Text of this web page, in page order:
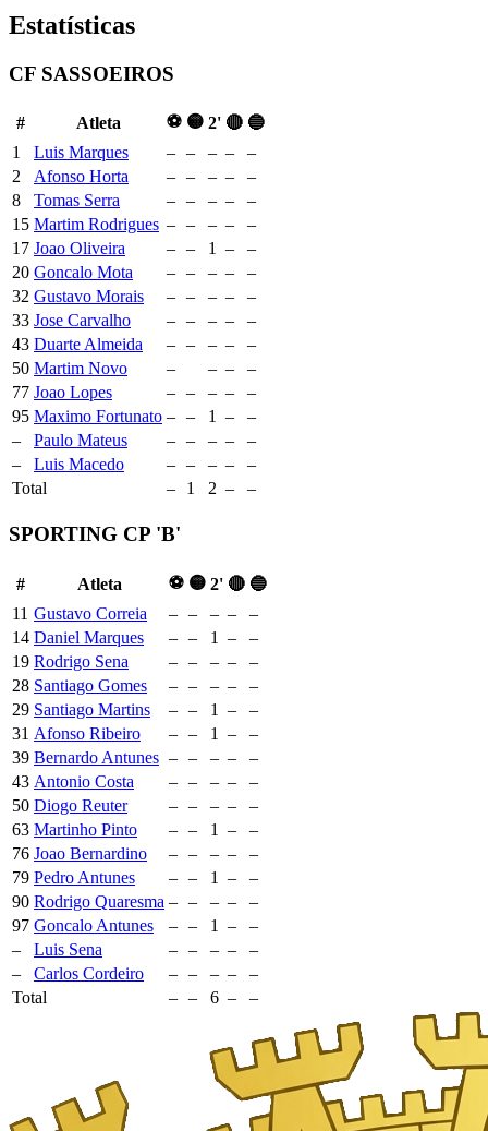
Estatísticas
CF SASSOEIROS
# Atleta ⚽ 🟡 2' 🔴 🔵
1
Luis Marques – – – –
–
2
Afonso Horta – – – –
–
8
Tomas Serra – – – –
–
15 Martim Rodrigues – – – –
–
17 Joao Oliveira – – 1 –
–
20 Goncalo Mota – – – –
–
32 Gustavo Morais – – – –
–
33 Jose Carvalho – – – –
–
43 Duarte Almeida – – – –
–
50 Martim Novo – – –
–
77 Joao Lopes – – – –
–
95 Maximo Fortunato – – 1 –
–
–
Paulo Mateus – – – –
–
–
Luis Macedo – – – –
–
Total
– 1 2 – –
SPORTING CP 'B'
# Atleta ⚽ 🟡 2' 🔴 🔵
11 Gustavo Correia – – – –
–
14 Daniel Marques – – 1 –
–
19 Rodrigo Sena – – – –
–
28 Santiago Gomes – – – –
–
29 Santiago Martins – – 1 –
–
31 Afonso Ribeiro – – 1 –
–
39 Bernardo Antunes – – – –
–
43 Antonio Costa – – – –
–
50 Diogo Reuter – – – –
–
63 Martinho Pinto – – 1 –
–
76 Joao Bernardino – – – –
–
79 Pedro Antunes – – 1 –
–
90 Rodrigo Quaresma – – – –
–
97 Goncalo Antunes – – 1 –
–
–
Luis Sena – – – –
–
–
Carlos Cordeiro – – – –
–
Total
– – 6 – –